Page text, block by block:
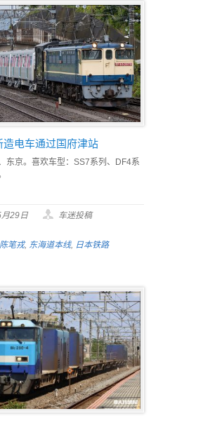
造电车通过国府津站
东京。喜欢车型：SS7系列、DF4系
29日
车迷投稿
笔戎, 东海道本线, 日本铁路